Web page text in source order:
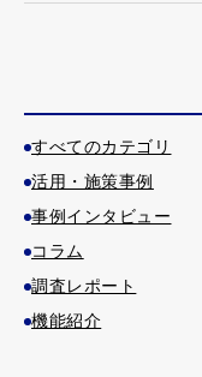
すべてのカテゴリ
活用・施策事例
事例インタビュー
コラム
調査レポート
機能紹介